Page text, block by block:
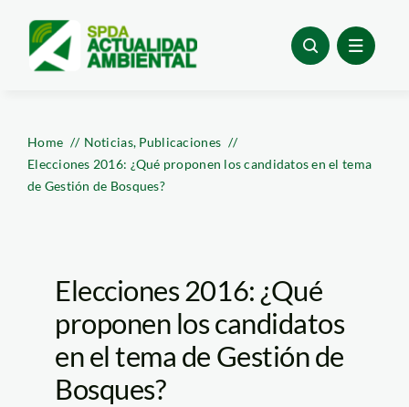
content
Home Noticias Publicaciones
Elecciones 2016: ¿Qué proponen los candidatos en el tema
de Gestión de Bosques?
Elecciones 2016: ¿Qué
proponen los candidatos
en el tema de Gestión de
Bosques?